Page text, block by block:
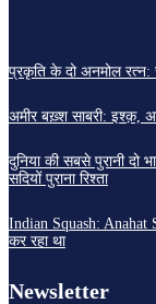
प्रकृति के दो अनमोल रत्न:
अमीर बख़्श साबरी: इश्क़,
दुनिया की सबसे पुरानी दो
सदियों पुराना रिश्ता
Indian Squash: Anahat
कर रहा था
Newsletter